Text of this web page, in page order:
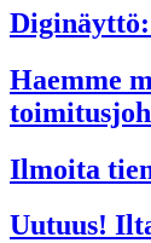
Haemme
Ilmoita
Uutuus!